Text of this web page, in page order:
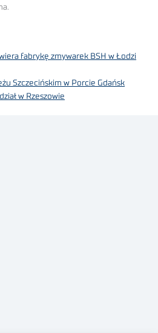
fabrykę zmywarek BSH w Łodzi
Szczecińskim w Porcie Gdańsk
w Rzeszowie